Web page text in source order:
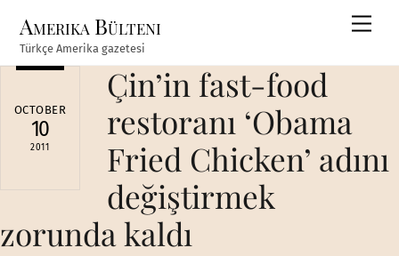
content
Amerika Bülteni
Türkçe Amerika gazetesi
OCTOBER
10
2011
Çin’in fast-food
restoranı ‘Obama
Fried Chicken’ adını
değiştirmek
zorunda kaldı